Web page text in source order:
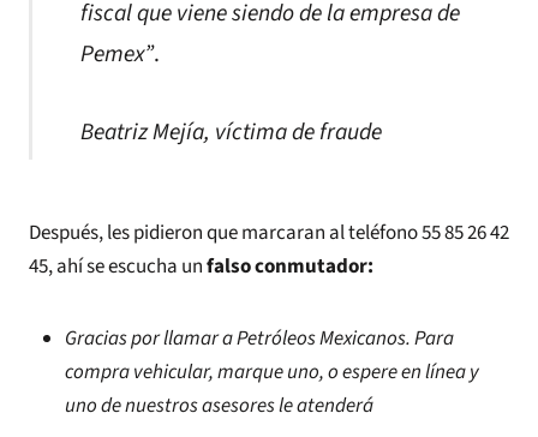
fiscal que viene siendo de la empresa de
Pemex”.
Beatriz Mejía, víctima de fraude
Después, les pidieron que marcaran al teléfono 55 85 26 42
45, ahí se escucha unfalso conmutador:
Gracias por llamar a Petróleos Mexicanos. Para
compra vehicular, marque uno, o espere en línea y
uno de nuestros asesores le atenderá